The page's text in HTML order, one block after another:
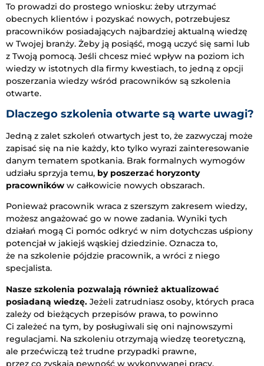
To prowadzi do prostego wniosku: żeby utrzymać
obecnych klientów i pozyskać nowych, potrzebujesz
pracowników posiadających najbardziej aktualną wiedzę
w Twojej branży. Żeby ją posiąść, mogą uczyć się sami lub
z Twoją pomocą. Jeśli chcesz mieć wpływ na poziom ich
wiedzy w istotnych dla firmy kwestiach, to jedną z opcji
poszerzania wiedzy wśród pracowników są szkolenia
otwarte.
Dlaczego szkolenia otwarte są warte uwagi?
Jedną z zalet szkoleń otwartych jest to, że zazwyczaj może
zapisać się na nie każdy, kto tylko wyrazi zainteresowanie
danym tematem spotkania. Brak formalnych wymogów
udziału sprzyja temu, by poszerzać horyzonty
pracowników w całkowicie nowych obszarach.
Ponieważ pracownik wraca z szerszym zakresem wiedzy,
możesz angażować go w nowe zadania. Wyniki tych
działań mogą Ci pomóc odkryć w nim dotychczas uśpiony
potencjał w jakiejś wąskiej dziedzinie. Oznacza to,
że na szkolenie pójdzie pracownik, a wróci z niego
specjalista.
Nasze szkolenia pozwalają również aktualizować
posiadaną wiedzę. Jeżeli zatrudniasz osoby, których praca
zależy od bieżących przepisów prawa, to powinno
Ci zależeć na tym, by posługiwali się oni najnowszymi
regulacjami. Na szkoleniu otrzymają wiedzę teoretyczną,
ale przećwiczą też trudne przypadki prawne,
przez co zyskają pewność w wykonywanej pracy.